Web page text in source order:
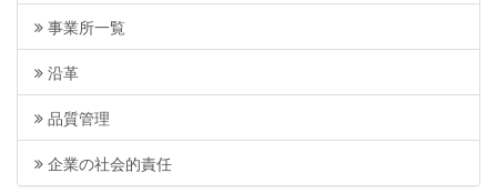
事業所一覧
沿革
品質管理
企業の社会的責任